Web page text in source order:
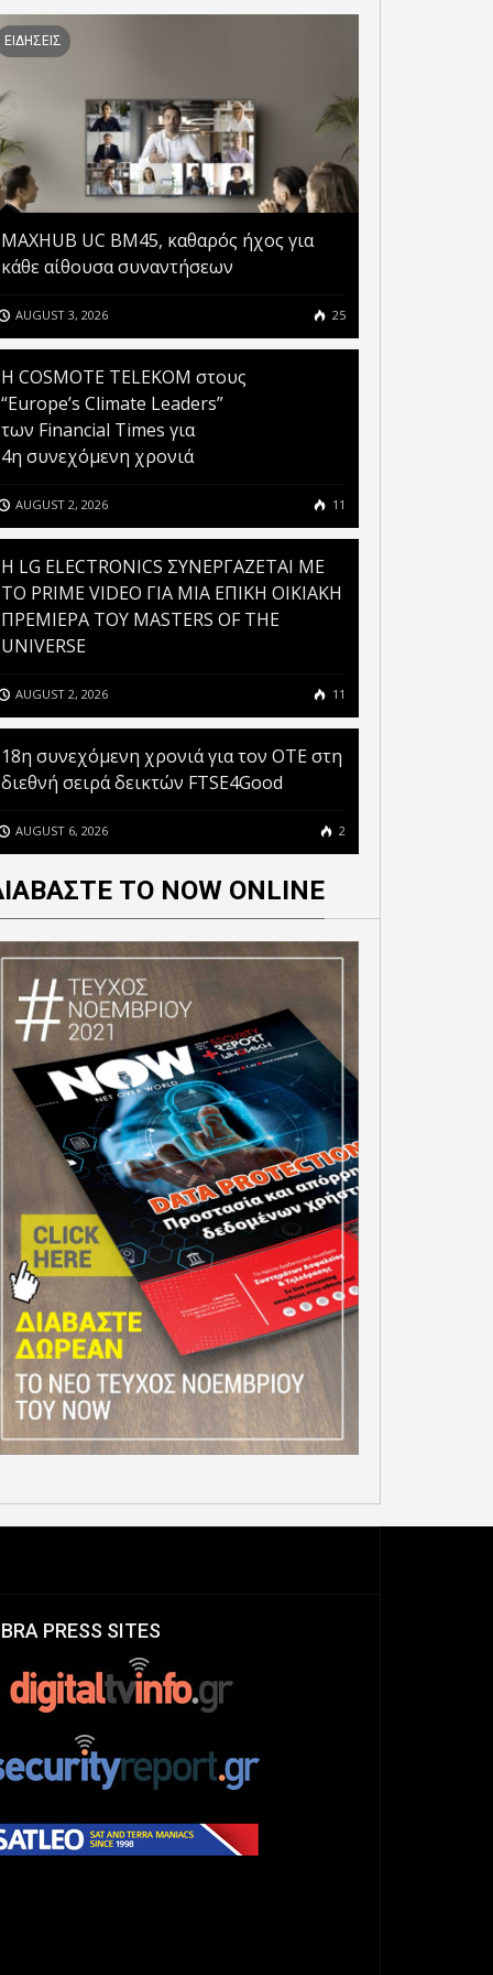
ΕΙΔΗΣΕΙΣ
MAXHUB UC BM45, καθαρός ήχος για
κάθε αίθουσα συναντήσεων
AUGUST 3, 2026 25
Η COSMOTE TELEKOM στους
“Europe’s Climate Leaders”
των Financial Times για
4η συνεχόμενη χρονιά
AUGUST 2, 2026 11
H LG ELECTRONICS ΣΥΝΕΡΓΑΖΕΤΑΙ ΜΕ
ΤΟ PRIME VIDEO ΓΙΑ ΜΙΑ ΕΠΙΚΗ ΟΙΚΙΑΚΗ
ΠΡΕΜΙΕΡΑ ΤΟΥ MASTERS OF THE
UNIVERSE
AUGUST 2, 2026 11
18η συνεχόμενη χρονιά για τον ΟΤΕ στη
διεθνή σειρά δεικτών FTSE4Good
AUGUST 6, 2026 2
ΤΟ NOW ONLINE
PRESS SITES